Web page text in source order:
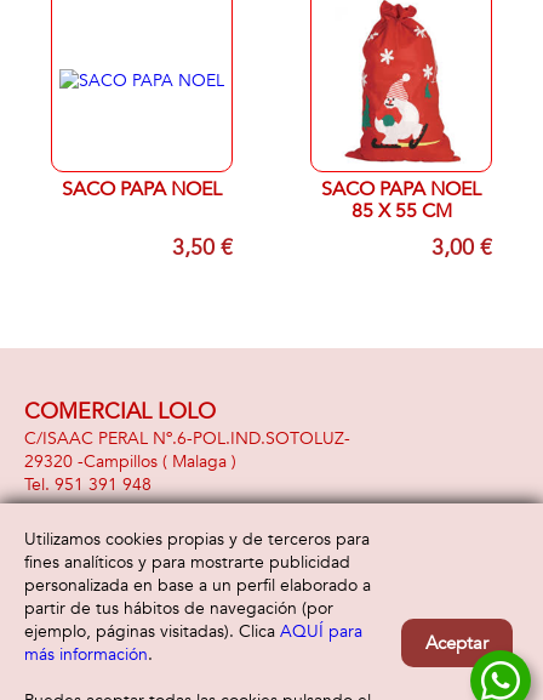
SACO PAPA NOEL
3,50 €
SACO PAPA NOEL
85 X 55 CM
3,00 €
COMERCIAL LOLO
C/ISAAC PERAL Nº.6-POL.IND.SOTOLUZ-
29320 -Campillos ( Malaga )
951 391 948
Información
Aviso legal
Política de privacidad
Política de cookies
Atención al cliente
Envío y devolución
Contacto
Utilizamos cookies propias y de terceros para
fines analíticos y para mostrarte publicidad
personalizada en base a un perfil elaborado a
partir de tus hábitos de navegación (por
ejemplo, páginas visitadas). Clica AQUÍ para
más información.
Aceptar